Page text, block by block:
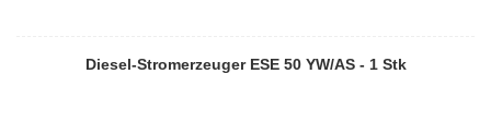
Diesel-Stromerzeuger ESE 50 YW/AS - 1 Stk